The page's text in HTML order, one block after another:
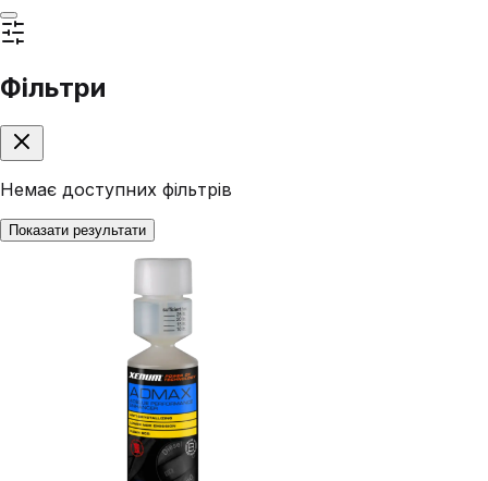
Фільтри
Немає доступних фільтрів
Показати результати